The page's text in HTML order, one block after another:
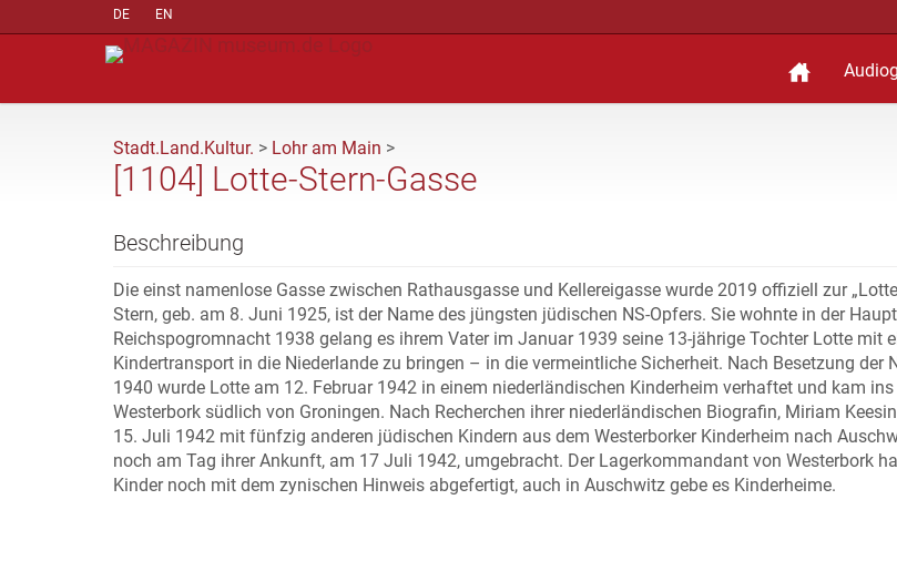
DE EN
Stadt.Land.Kultur. > Lohr am Main >
[1104] Lotte-Stern-Gasse
Beschreibung
Die einst namenlose Gasse zwischen Rathausgasse und Kellereigasse wurde 2019 offiziell zur
Stern, geb. am 8. Juni 1925, ist der Name des jüngsten jüdischen NS-Opfers. Sie wohnte in der
Reichspogromnacht 1938 gelang es ihrem Vater im Januar 1939 seine 13-jährige Tochter Lotte mit
Kindertransport in die Niederlande zu bringen – in die vermeintliche Sicherheit. Nach Besetzung der
1940 wurde Lotte am 12. Februar 1942 in einem niederländischen Kinderheim verhaftet und kam
Westerbork südlich von Groningen. Nach Recherchen ihrer niederländischen Biografin, Miriam
15. Juli 1942 mit fünfzig anderen jüdischen Kindern aus dem Westerborker Kinderheim nach
noch am Tag ihrer Ankunft, am 17 Juli 1942, umgebracht. Der Lagerkommandant von Westerbork
Kinder noch mit dem zynischen Hinweis abgefertigt, auch in Auschwitz gebe es Kinderheime.